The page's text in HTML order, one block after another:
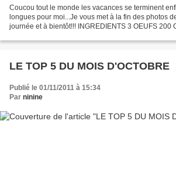
Coucou tout le monde les vacances se terminent
longues pour moi...Je vous met à la fin des photos
journée et à bientôt!!! INGREDIENTS 3 OEUFS 200
LE TOP 5 DU MOIS D'OCTOBRE
Publié le 01/11/2011 à 15:34
Par ninine